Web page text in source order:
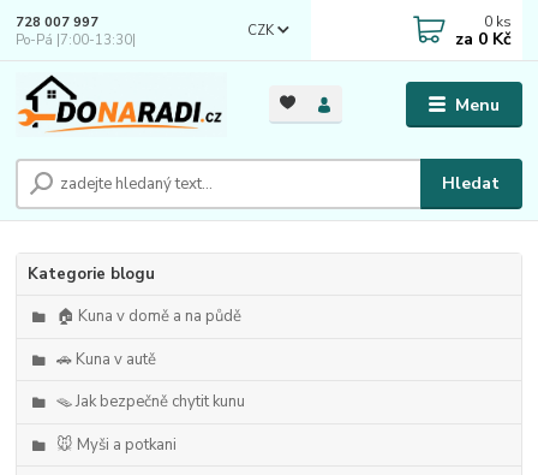
Menu
CZK
Hledat
728 007 997
Po-Pá |7:00-13:30|
0 ks
za 0 Kč
Kategorie blogu
🏠 Kuna v domě a na půdě
🚗 Kuna v autě
🪤 Jak bezpečně chytit kunu
🐭 Myši a potkani